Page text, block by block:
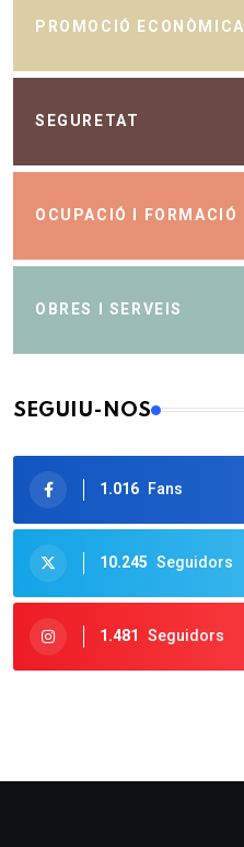
PROMOCIÓ ECONÒMICA
SEGURETAT
OCUPACIÓ I FORMACIÓ
OBRES I SERVEIS
SEGUIU-NOS
1.016 Fans
10.245 Seguidors
1.481 Seguidors